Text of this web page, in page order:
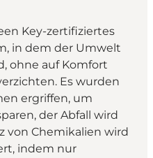
Key-zertifiziertes
in dem der Umwelt
ohne auf Komfort
Es wurden
ergriffen, um
der Abfall wird
von Chemikalien wird
indem nur